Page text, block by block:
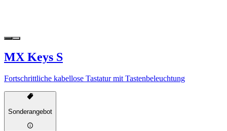
MX Keys S
Fortschrittliche kabellose Tastatur mit Tastenbeleuchtung
Sonderangebot